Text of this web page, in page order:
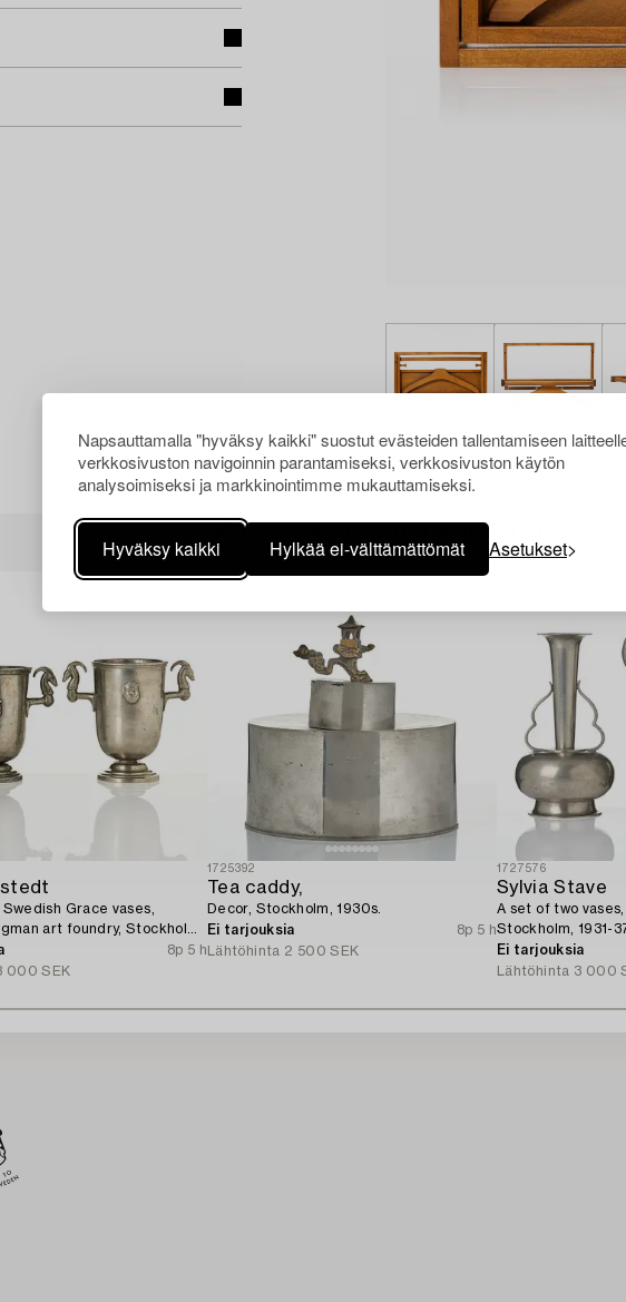
Napsauttamalla "hyväksy kaikki" suostut evästeiden tallentamiseen
verkkosivuston navigoinnin parantamiseksi, verkkosivuston käytön
analysoimiseksi ja markkinointimme mukauttamiseksi.
Hyväksy kaikki Hylkää ei-välttämättömät Asetukset
Muiden katsomia kohteita
Grace vases,
art foundry, Stockholm,
8p 5 h
000 SEK
1725392
Tea caddy,
Decor, Stockholm, 1930s.
Ei tarjouksia
8p 5 h
Lähtöhinta 2 500 SEK
1727576
Sylvia Stave
A set of two
Stockholm, 1931-
Ei tarjouksia
Lähtöhinta 3 000